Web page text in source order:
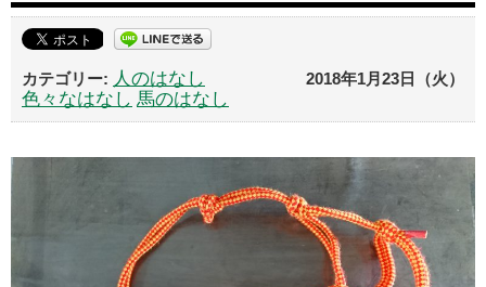
人のはなし
色々なはなし 馬のはなし
2018年1月23日（火）